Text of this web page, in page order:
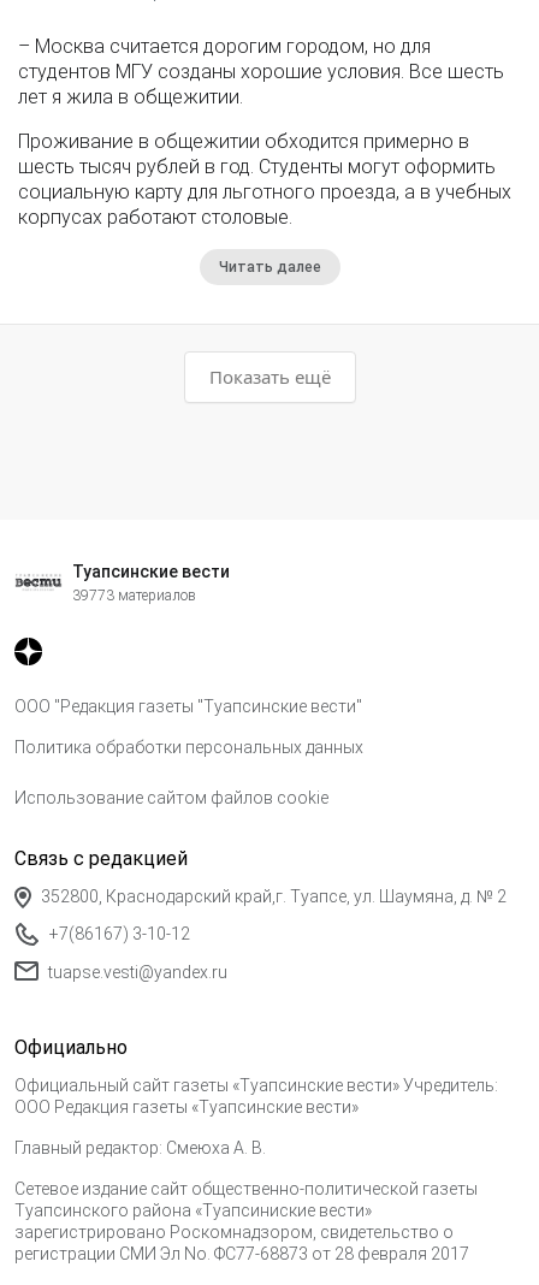
– Москва считается дорогим городом, но для
студентов МГУ созданы хорошие условия. Все шесть
лет я жила в общежитии.
Проживание в общежитии обходится примерно в
шесть тысяч рублей в год. Студенты могут оформить
социальную карту для льготного проезда, а в учебных
корпусах работают столовые.
Читать далее
Показать ещё
Туапсинские вести
39773 материалов
ООО "Редакция газеты "Туапсинские вести"
Политика обработки персональных данных
Использование сайтом файлов cookie
Связь с редакцией
352800, Краснодарский край,г. Туапсе, ул. Шаумяна, д. № 2
+7(86167) 3-10-12
tuapse.vesti@yandex.ru
Официально
Официальный сайт газеты «Туапсинские вести» Учредитель:
ООО Редакция газеты «Туапсинские вести»
Главный редактор: Смеюха А. В.
Сетевое издание сайт общественно-политической газеты
Туапсинского района «Туапсиниские вести»
зарегистрировано Роскомнадзором, свидетельство о
регистрации СМИ Эл No. ФС77-68873 от 28 февраля 2017